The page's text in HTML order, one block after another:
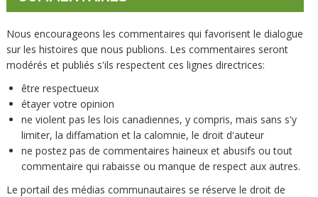
Nous encourageons les commentaires qui favorisent le dialogue
sur les histoires que nous publions. Les commentaires seront
modérés et publiés s'ils respectent ces lignes directrices:
être respectueux
étayer votre opinion
ne violent pas les lois canadiennes, y compris, mais sans s'y
limiter, la diffamation et la calomnie, le droit d'auteur
ne postez pas de commentaires haineux et abusifs ou tout
commentaire qui rabaisse ou manque de respect aux autres.
Le portail des médias communautaires se réserve le droit de